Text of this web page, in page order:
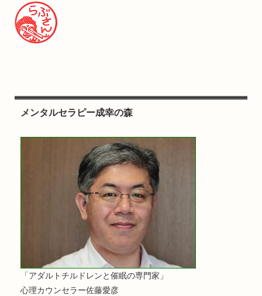
メンタルセラピー成幸の森
「アダルトチルドレンと催眠の専門家」
心理カウンセラー佐藤愛彦